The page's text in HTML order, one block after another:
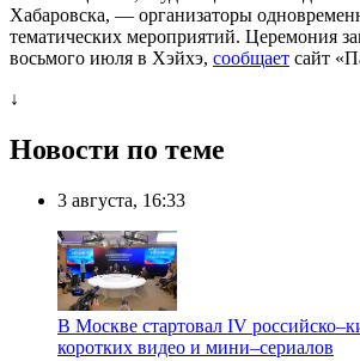
Хабаровска, — организаторы
тематических мероприятий. Церемония
восьмого июля в Хэйхэ, сообщает сайт
↓
Новости по теме
3 августа, 16:33
В Москве стартовал IV
коротких видео и мини–сериалов